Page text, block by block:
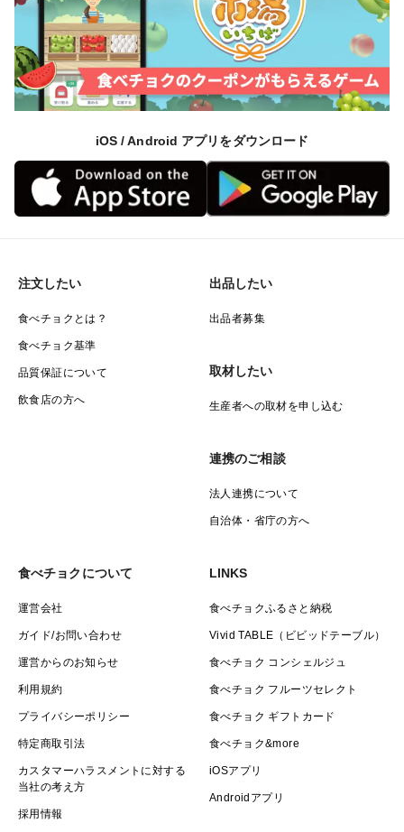
iOS / Android アプリをダウンロード
注文したい
食べチョクとは？
食べチョク基準
品質保証について
飲食店の方へ
出品したい
出品者募集
取材したい
生産者への取材を申し込む
連携のご相談
法人連携について
自治体・省庁の方へ
食べチョクについて
運営会社
ガイド/お問い合わせ
運営からのお知らせ
利用規約
プライバシーポリシー
特定商取引法
カスタマーハラスメントに対する
当社の考え方
採用情報
LINKS
食べチョクふるさと納税
Vivid TABLE（ビビッドテーブル）
食べチョク コンシェルジュ
食べチョク フルーツセレクト
食べチョク ギフトカード
食べチョク&more
iOSアプリ
Androidアプリ